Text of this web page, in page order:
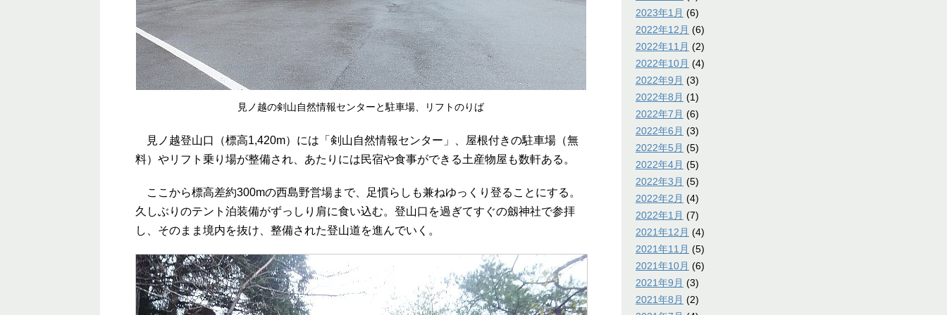
見ノ越の剣山自然情報センターと駐車場、リフトのりば
見ノ越登山口（標高1,420m）には「剣山自然情報センター」、屋根付きの駐車場（無
料）やリフト乗り場が整備され、あたりには民宿や食事ができる土産物屋も数軒ある。
ここから標高差約300mの西島野営場まで、足慣らしも兼ねゆっくり登ることにする。
久しぶりのテント泊装備がずっしり肩に食い込む。登山口を過ぎてすぐの劔神社で参拝
し、そのまま境内を抜け、整備された登山道を進んでいく。
2023年1月 (6)
2022年12月 (6)
2022年11月 (2)
2022年10月 (4)
2022年9月 (3)
2022年8月 (1)
2022年7月 (6)
2022年6月 (3)
2022年5月 (5)
2022年4月 (5)
2022年3月 (5)
2022年2月 (4)
2022年1月 (7)
2021年12月 (4)
2021年11月 (5)
2021年10月 (6)
2021年9月 (3)
2021年8月 (2)